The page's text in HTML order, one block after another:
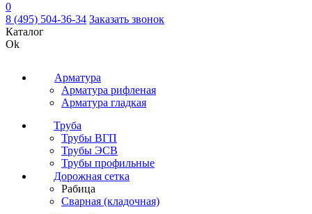
0
8 (495) 504-36-34 Заказать звонок
Каталог
Ok
Арматура
Арматура рифленая
Арматура гладкая
Труба
Трубы ВГП
Трубы ЭСВ
Трубы профильные
Дорожная сетка
Рабица
Сварная (кладочная)